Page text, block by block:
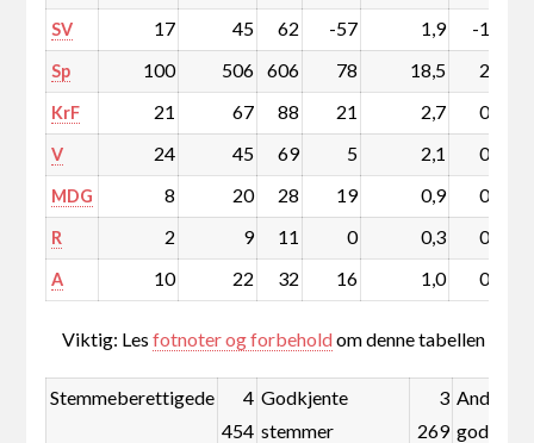
SV 17 45 62 -57 1,9 -1,8
Sp 100 506 606 78 18,5 2,2
KrF 21 67 88 21 2,7 0,6
V 24 45 69 5 2,1 0,1
MDG 8 20 28 19 0,9 0,6
R 2 9 11 0 0,3 0,0
A 10 22 32 16 1,0 0,5
Viktig: Lesfotnoter og forbeholdom denne tabellen
Stemmeberettigede
4
454
Godkjente
stemmer
3
269
Andel